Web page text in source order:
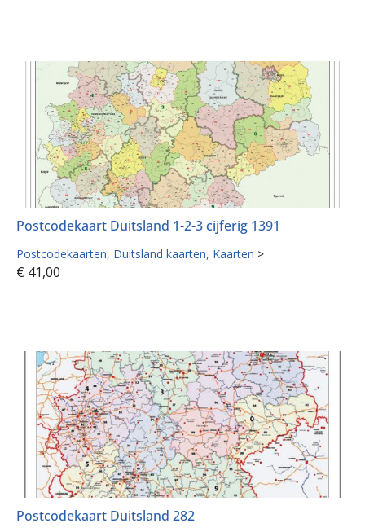
Postcodekaart Duitsland 1-2-3 cijferig 1391
Postcodekaarten Duitsland kaarten Kaarten >
€ 41,00
Postcodekaart Duitsland 282